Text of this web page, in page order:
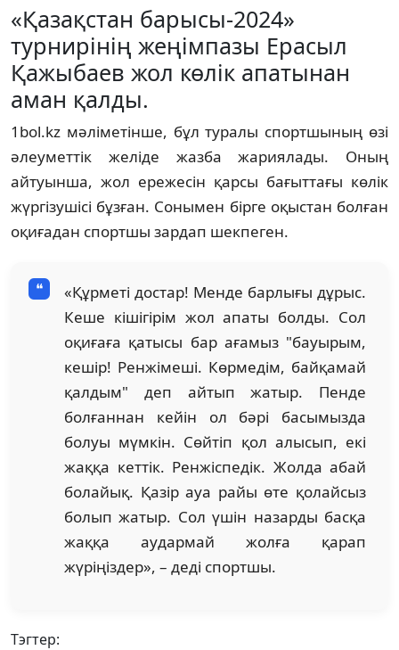
«Қазақстан барысы-2024»
турнирінің жеңімпазы Ерасыл
Қажыбаев жол көлік апатынан
аман қалды.
1bol.kz мәліметінше, бұл туралы спортшының өзі
әлеуметтік желіде жазба жариялады. Оның
айтуынша, жол ережесін қарсы бағыттағы көлік
жүргізушісі бұзған. Сонымен бірге оқыстан болған
оқиғадан спортшы зардап шекпеген.
«Құрметі достар! Менде барлығы дұрыс.
Кеше кішігірім жол апаты болды. Сол
оқиғаға қатысы бар ағамыз "бауырым,
кешір! Ренжімеші. Көрмедім, байқамай
қалдым" деп айтып жатыр. Пенде
болғаннан кейін ол бәрі басымызда
болуы мүмкін. Сөйтіп қол алысып, екі
жаққа кеттік. Ренжіспедік. Жолда абай
болайық. Қазір ауа райы өте қолайсыз
болып жатыр. Сол үшін назарды басқа
жаққа аудармай жолға қарап
жүріңіздер», – деді спортшы.
Тэгтер: